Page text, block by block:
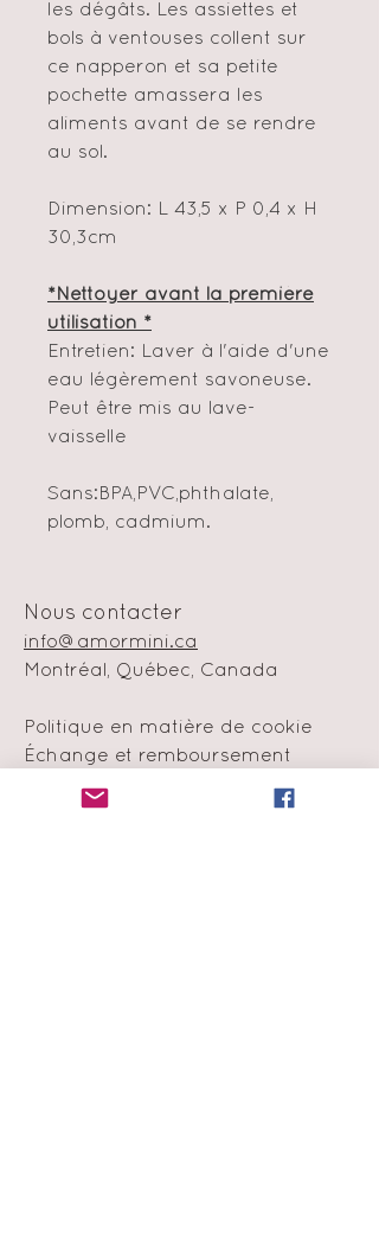
les dégâts. Les assiettes et
bols à ventouses collent sur
ce napperon et sa petite
pochette amassera les
aliments avant de se rendre
au sol.
Dimension: L 43,5 x P 0,4 x H
30,3cm
*Nettoyer avant la première
utilisation *
Entretien: Laver à l'aide d'une
eau légèrement savoneuse.
Peut être mis au lave-
vaisselle
Sans:BPA,PVC,phthalate,
plomb, cadmium.
Nous contacter
info@amormini.ca
Montréal, Québec, Canada
Politique en matière de cookie
Échange et remboursement